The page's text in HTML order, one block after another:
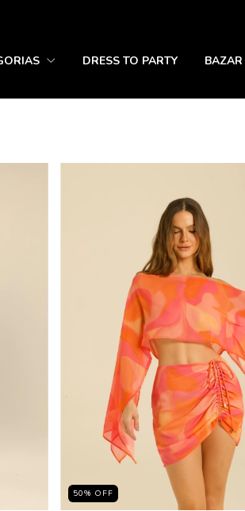
DRESS TO PARTY BAZAR
50% OFF